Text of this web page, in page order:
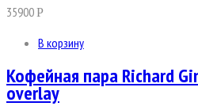
35900Р
В корзину
Кофейная пара Richard
overlay